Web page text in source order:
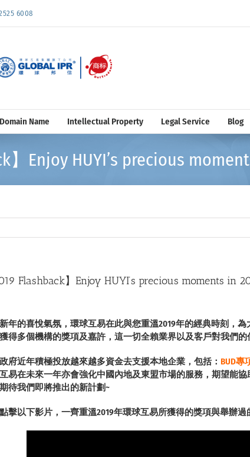
6008
Domain Name Intellectual Property Legal Service Blog
】Enjoy HUYI’s precious
Flashback】Enjoy HUYI’s precious moments in
年的喜悅氣氛，環球互易在此與您重溫2019年的經典時刻，
得多個機構的獎項及嘉許，這一切全賴業界以及客戶對我們的
府近年積極投放越來越多資金去支援本地企業 ，包括： BUD專
易在未來一年亦會強化中國內地及東盟市場的服務，期望能
待我們即將推出的新計劃~
擊以下影片，一齊重溫2019年環球互易所獲得的獎項與舉辦過